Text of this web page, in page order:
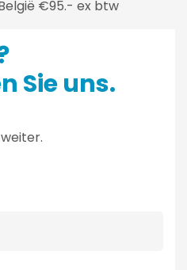
€95.- ex btw
Sie uns.